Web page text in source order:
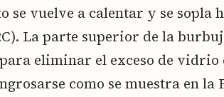
se vuelve a calentar y se sopla
La parte superior de la
eliminar el exceso de vidrio
como se muestra en la